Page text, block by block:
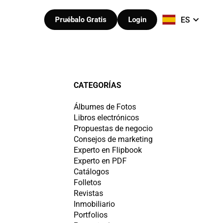
Pruébalo Gratis Login ES
CATEGORÍAS
Álbumes de Fotos
Libros electrónicos
Propuestas de negocio
Consejos de marketing
Experto en Flipbook
Experto en PDF
Catálogos
Folletos
Revistas
Inmobiliario
Portfolios